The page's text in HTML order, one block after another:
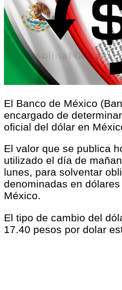
El Banco de México
encargado de
oficial del dólar en
El valor que se publica
utilizado el día de
lunes, para solventar
denominadas en
México.
El tipo de cambio del
17.40 pesos por dolar